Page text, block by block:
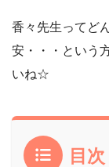
香々先生ってど
安・・・という
いね☆
目次